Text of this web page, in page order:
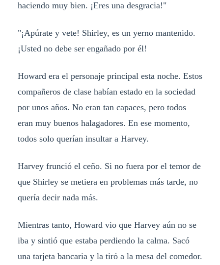
haciendo muy bien. ¡Eres una desgracia!"
"¡Apúrate y vete! Shirley, es un yerno mantenido.
¡Usted no debe ser engañado por él!
Howard era el personaje principal esta noche. Estos
compañeros de clase habían estado en la sociedad
por unos años. No eran tan capaces, pero todos
eran muy buenos halagadores. En ese momento,
todos solo querían insultar a Harvey.
Harvey frunció el ceño. Si no fuera por el temor de
que Shirley se metiera en problemas más tarde, no
quería decir nada más.
Mientras tanto, Howard vio que Harvey aún no se
iba y sintió que estaba perdiendo la calma. Sacó
una tarjeta bancaria y la tiró a la mesa del comedor.